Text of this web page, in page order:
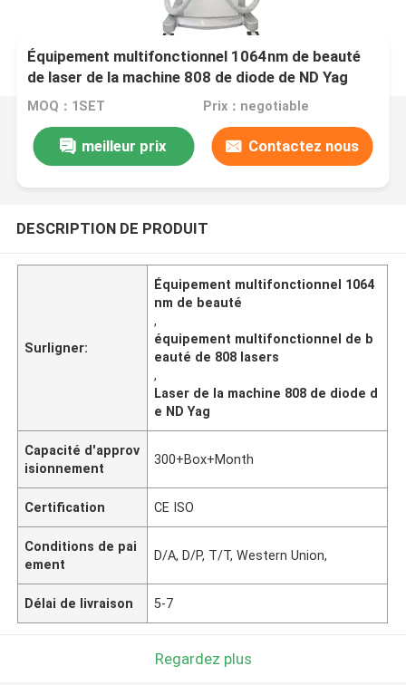
Équipement multifonctionnel 1064nm de beauté
de laser de la machine 808 de diode de ND Yag
MOQ：1SET Prix：negotiable
meilleur prix Contactez nous
DESCRIPTION DE PRODUIT
Surligner:
Équipement multifonctionnel 1064
nm de beauté
,
équipement multifonctionnel de b
eauté de 808 lasers
,
Laser de la machine 808 de diode d
e ND Yag
Capacité d'approv
isionnement
300+Box+Month
Certification CE ISO
Conditions de pai
ement
D/A, D/P, T/T, Western Union,
Délai de livraison 5-7
Regardez plus